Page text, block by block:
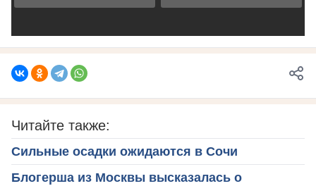
Читайте также:
Сильные осадки ожидаются в Сочи
Блогерша из Москвы высказалась о